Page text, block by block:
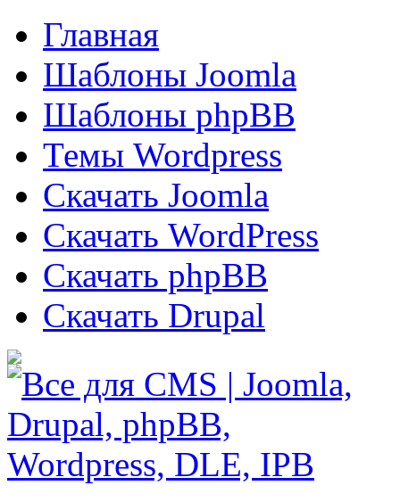
Главная
Шаблоны Joomla
Шаблоны phpBB
Темы Wordpress
Скачать Joomla
Скачать WordPress
Скачать phpBB
Скачать Drupal